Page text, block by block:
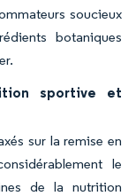
soucieux
botaniques
sportive et
sur la remise en
le
de la nutrition